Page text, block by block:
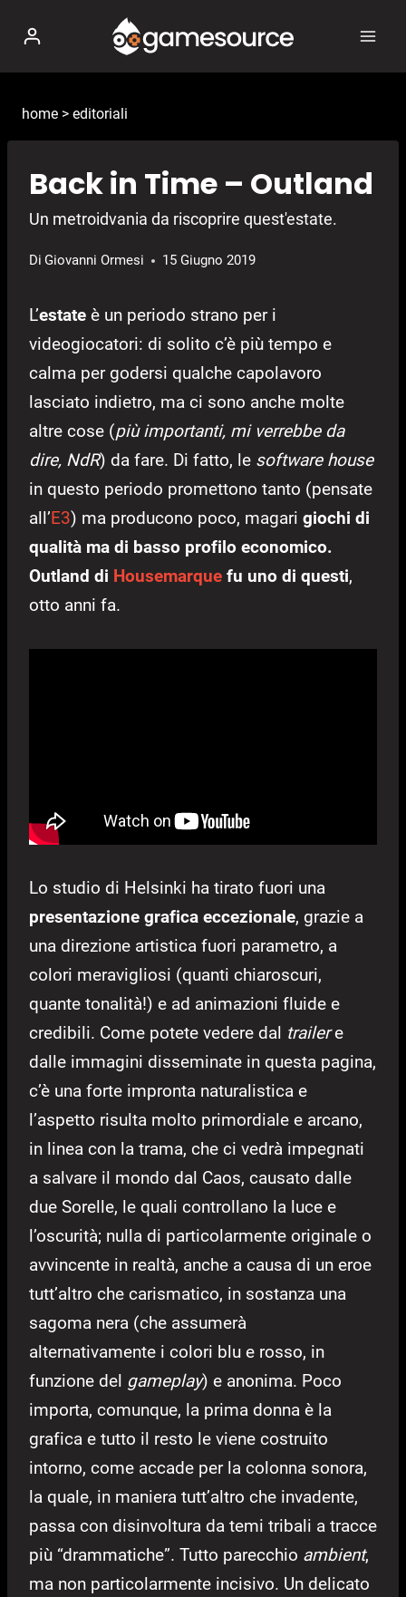
contenuto
home > editoriali
Back in Time – Outland
Un metroidvania da riscoprire quest'estate.
Di Giovanni Ormesi 15 Giugno 2019
L’estate è un periodo strano per i
videogiocatori: di solito c’è più tempo e
calma per godersi qualche capolavoro
lasciato indietro, ma ci sono anche molte
altre cose (più importanti, mi verrebbe da
dire, NdR) da fare. Di fatto, le software house
in questo periodo promettono tanto (pensate
all’E3) ma producono poco, magari giochi di
qualità ma di basso profilo economico.
Outland di Housemarque fu uno di questi,
otto anni fa.
Lo studio di Helsinki ha tirato fuori una
presentazione grafica eccezionale, grazie a
una direzione artistica fuori parametro, a
colori meravigliosi (quanti chiaroscuri,
quante tonalità!) e ad animazioni fluide e
credibili. Come potete vedere dal trailere
dalle immagini disseminate in questa pagina,
c’è una forte impronta naturalistica e
l’aspetto risulta molto primordiale e arcano,
in linea con la trama, che ci vedrà impegnati
a salvare il mondo dal Caos, causato dalle
due Sorelle, le quali controllano la luce e
l’oscurità; nulla di particolarmente originale o
avvincente in realtà, anche a causa di un eroe
tutt’altro che carismatico, in sostanza una
sagoma nera (che assumerà
alternativamente i colori blu e rosso, in
funzione del gameplay) e anonima. Poco
importa, comunque, la prima donna è la
grafica e tutto il resto le viene costruito
intorno, come accade per la colonna sonora,
la quale, in maniera tutt’altro che invadente,
passa con disinvoltura da temi tribali a tracce
più “drammatiche”. Tutto parecchio ambient,
ma non particolarmente incisivo. Un delicato